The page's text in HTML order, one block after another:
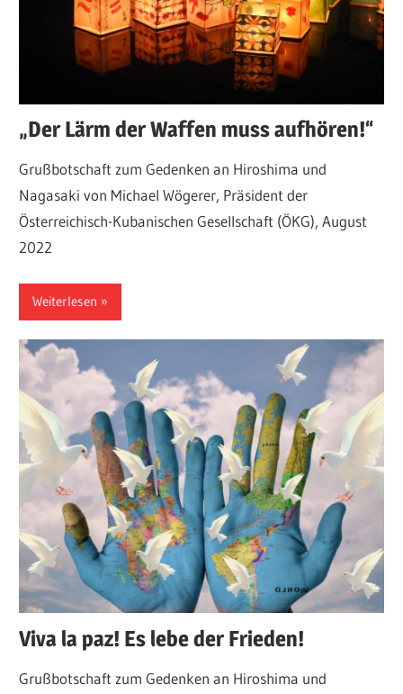
„Der Lärm der Waffen muss aufhören!“
Grußbotschaft zum Gedenken an Hiroshima und
Nagasaki von Michael Wögerer, Präsident der
Österreichisch-Kubanischen Gesellschaft (ÖKG), August
2022
Weiterlesen
Viva la paz! Es lebe der Frieden!
Grußbotschaft zum Gedenken an Hiroshima und